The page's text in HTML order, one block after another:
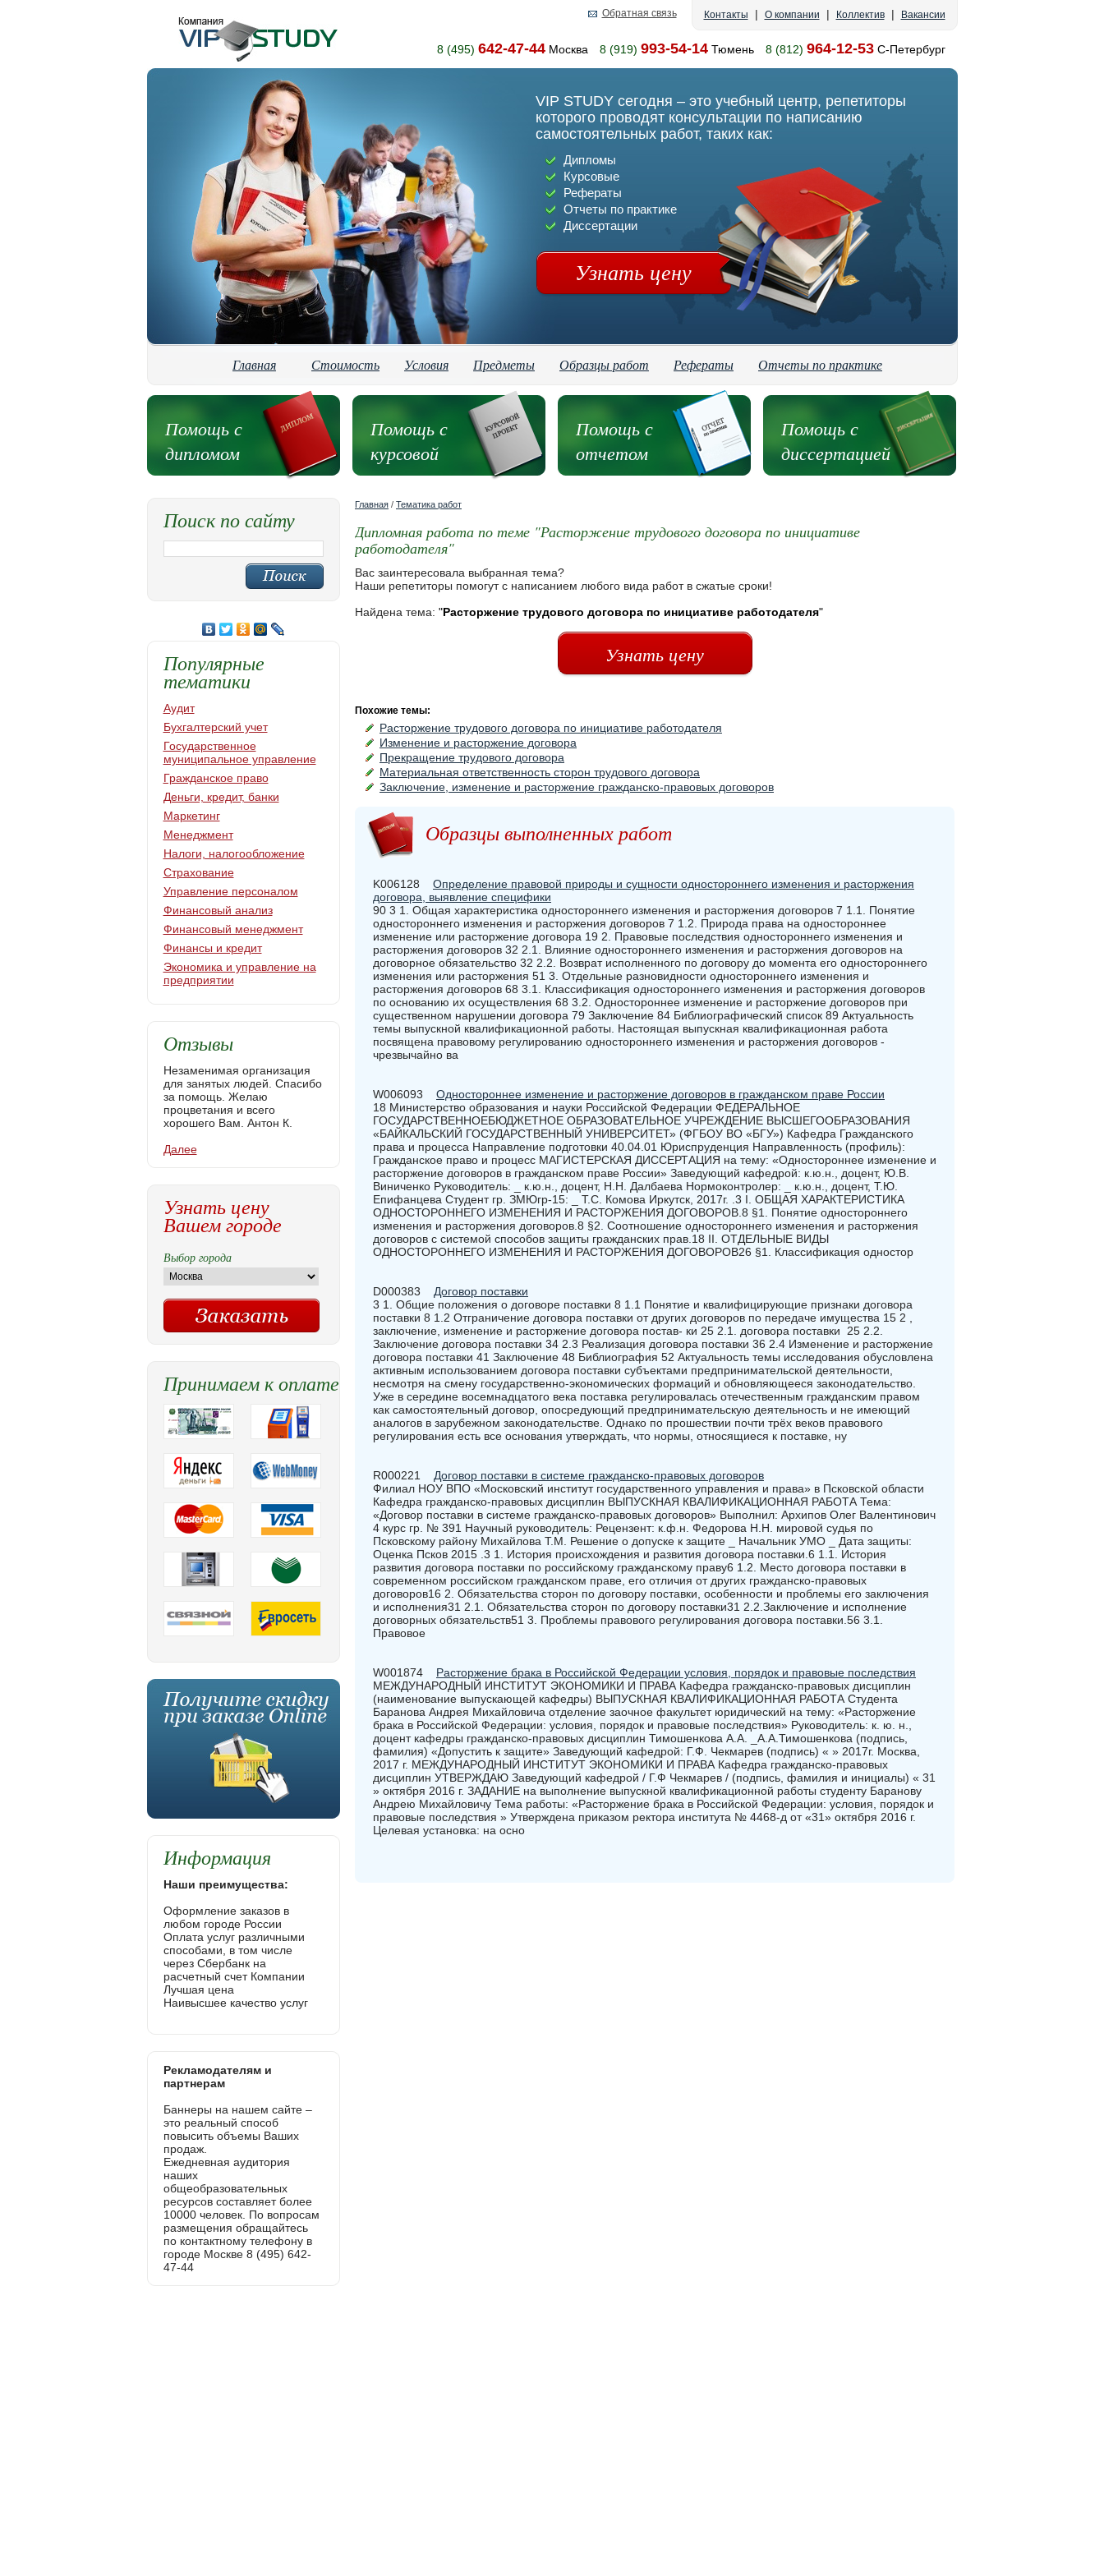
Контакты | О компании | Коллектив| Вакансии
Обратная связь
8 (495) 642-47-44Москва 8 (919) 993-54-14Тюмень 8 (812) 964-12-53С-Петербург
VIP STUDY сегодня – это учебный центр, репетиторы
которого проводят консультации по написанию
самостоятельных работ, таких как:
Дипломы
Курсовые
Рефераты
Отчеты по практике
Диссертации
Узнать цену
Главная Стоимость Условия Предметы Образцы работ Рефераты Отчеты по практике
Помощь с
дипломом
Помощь с
курсовой
Помощь с
отчетом
Помощь с
диссертацией
Главная / Тематика работ
Дипломная работа по теме "Расторжение трудового договора по инициативе
работодателя"
Вас заинтересовала выбранная тема?
Наши репетиторы помогут с написанием любого вида работ в сжатые сроки!
Найдена тема: "Расторжение трудового договора по инициативе работодателя"
Узнать цену
Похожие темы:
Расторжение трудового договора по инициативе работодателя
Изменение и расторжение договора
Прекращение трудового договора
Материальная ответственность сторон трудового договора
Заключение, изменение и расторжение гражданско-правовых договоров
Образцы выполненных работ
K006128 Определение правовой природы и сущности одностороннего изменения и расторжения
договора, выявление специфики
90 3 1. Общая характеристика одностороннего изменения и расторжения договоров 7 1.1. Понятие
одностороннего изменения и расторжения договоров 7 1.2. Природа права на одностороннее
изменение или расторжение договора 19 2. Правовые последствия одностороннего изменения и
расторжения договоров 32 2.1. Влияние одностороннего изменения и расторжения договоров на
договорное обязательство 32 2.2. Возврат исполненного по договору до момента его одностороннего
изменения или расторжения 51 3. Отдельные разновидности одностороннего изменения и
расторжения договоров 68 3.1. Классификация одностороннего изменения и расторжения договоров
по основанию их осуществления 68 3.2. Одностороннее изменение и расторжение договоров при
существенном нарушении договора 79 Заключение 84 Библиографический список 89 Актуальность
темы выпускной квалификационной работы. Настоящая выпускная квалификационная работа
посвящена правовому регулированию одностороннего изменения и расторжения договоров -
чрезвычайно ва
W006093 Одностороннее изменение и расторжение договоров в гражданском праве России
18 Министерство образования и науки Российской Федерации ФЕДЕРАЛЬНОЕ
ГОСУДАРСТВЕННОЕБЮДЖЕТНОЕ ОБРАЗОВАТЕЛЬНОЕ УЧРЕЖДЕНИЕ ВЫСШЕГООБРАЗОВАНИЯ
«БАЙКАЛЬСКИЙ ГОСУДАРСТВЕННЫЙ УНИВЕРСИТЕТ» (ФГБОУ ВО «БГУ») Кафедра Гражданского
права и процесса Направление подготовки 40.04.01 Юриспруденция Направленность (профиль):
Гражданское право и процесс МАГИСТЕРСКАЯ ДИССЕРТАЦИЯ на тему: «Одностороннее изменение и
расторжение договоров в гражданском праве России» Заведующий кафедрой: к.ю.н., доцент, Ю.В.
Виниченко Руководитель: _ к.ю.н., доцент, Н.Н. Далбаева Нормоконтролер: _ к.ю.н., доцент, Т.Ю.
Епифанцева Студент гр. ЗМЮгр-15: _ Т.С. Комова Иркутск, 2017г. .3 I. ОБЩАЯ ХАРАКТЕРИСТИКА
ОДНОСТОРОННЕГО ИЗМЕНЕНИЯ И РАСТОРЖЕНИЯ ДОГОВОРОВ.8 §1. Понятие одностороннего
изменения и расторжения договоров.8 §2. Соотношение одностороннего изменения и расторжения
договоров с системой способов защиты гражданских прав.18 II. ОТДЕЛЬНЫЕ ВИДЫ
ОДНОСТОРОННЕГО ИЗМЕНЕНИЯ И РАСТОРЖЕНИЯ ДОГОВОРОВ26 §1. Классификация одностор
D000383 Договор поставки
3 1. Общие положения о договоре поставки 8 1.1 Понятие и квалифицирующие признаки договора
поставки 8 1.2 Отграничение договора поставки от других договоров по передаче имущества 15 2 ,
заключение, изменение и расторжение договора постав- ки 25 2.1. договора поставки 25 2.2.
Заключение договора поставки 34 2.3 Реализация договора поставки 36 2.4 Изменение и расторжение
договора поставки 41 Заключение 48 Библиография 52 Актуальность темы исследования обусловлена
активным использованием договора поставки субъектами предпринимательской деятельности,
несмотря на смену государственно-экономических формаций и обновляющееся законодательство.
Уже в середине восемнадцатого века поставка регулировалась отечественным гражданским правом
как самостоятельный договор, опосредующий предпринимательскую деятельность и не имеющий
аналогов в зарубежном законодательстве. Однако по прошествии почти трёх веков правового
регулирования есть все основания утверждать, что нормы, относящиеся к поставке, ну
R000221 Договор поставки в системе гражданско-правовых договоров
Филиал НОУ ВПО «Московский институт государственного управления и права» в Псковской области
Кафедра гражданско-правовых дисциплин ВЫПУСКНАЯ КВАЛИФИКАЦИОННАЯ РАБОТА Тема:
«Договор поставки в системе гражданско-правовых договоров» Выполнил: Архипов Олег Валентинович
4 курс гр. № 391 Научный руководитель: Рецензент: к.ф.н. Федорова Н.Н. мировой судья по
Псковскому району Михайлова Т.М. Решение о допуске к защите _ Начальник УМО _ Дата защиты:
Оценка Псков 2015 .3 1. История происхождения и развития договора поставки.6 1.1. История
развития договора поставки по российскому гражданскому праву6 1.2. Место договора поставки в
современном российском гражданском праве, его отличия от других гражданско-правовых
договоров16 2. Обязательства сторон по договору поставки, особенности и проблемы его заключения
и исполнения31 2.1. Обязательства сторон по договору поставки31 2.2.Заключение и исполнение
договорных обязательств51 3. Проблемы правового регулирования договора поставки.56 3.1.
Правовое
W001874 Расторжение брака в Российской Федерации условия, порядок и правовые последствия
МЕЖДУНАРОДНЫЙ ИНСТИТУТ ЭКОНОМИКИ И ПРАВА Кафедра гражданско-правовых дисциплин
(наименование выпускающей кафедры) ВЫПУСКНАЯ КВАЛИФИКАЦИОННАЯ РАБОТА Студента
Баранова Андрея Михайловича отделение заочное факультет юридический на тему: «Расторжение
брака в Российской Федерации: условия, порядок и правовые последствия» Руководитель: к. ю. н.,
доцент кафедры гражданско-правовых дисциплин Тимошенкова А.А. _А.А.Тимошенкова (подпись,
фамилия) «Допустить к защите» Заведующий кафедрой: Г.Ф. Чекмарев (подпись) « » 2017г. Москва,
2017 г. МЕЖДУНАРОДНЫЙ ИНСТИТУТ ЭКОНОМИКИ И ПРАВА Кафедра гражданско-правовых
дисциплин УТВЕРЖДАЮ Заведующий кафедрой / Г.Ф Чекмарев / (подпись, фамилия и инициалы) « 31
» октября 2016 г. ЗАДАНИЕ на выполнение выпускной квалификационной работы студенту Баранову
Андрею Михайловичу Тема работы: «Расторжение брака в Российской Федерации: условия, порядок и
правовые последствия » Утверждена приказом ректора института № 4468-д от «31» октября 2016 г.
Целевая установка: на осно
Поиск по сайту
Популярные
тематики
Аудит
Бухгалтерский учет
Государственное
муниципальное управление
Гражданское право
Деньги, кредит, банки
Маркетинг
Менеджмент
Налоги, налогообложение
Страхование
Управление персоналом
Финансовый анализ
Финансовый менеджмент
Финансы и кредит
Экономика и управление на
предприятии
Отзывы
Незаменимая организация
для занятых людей. Спасибо
за помощь. Желаю
процветания и всего
хорошего Вам. Антон К.
Далее
Узнать цену
Вашем городе
Выбор города
Принимаем к оплате
Информация
Наши преимущества:
Оформление заказов в
любом городе России
Оплата услуг различными
способами, в том числе
через Сбербанк на
расчетный счет Компании
Лучшая цена
Наивысшее качество услуг
Рекламодателям и
партнерам
Баннеры на нашем сайте –
это реальный способ
повысить объемы Ваших
продаж.
Ежедневная аудитория
наших
общеобразовательных
ресурсов составляет более
10000 человек. По вопросам
размещения обращайтесь
по контактному телефону в
городе Москве 8 (495) 642-
47-44